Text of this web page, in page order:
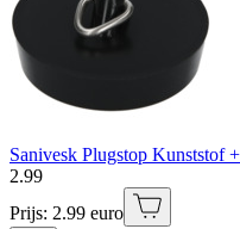
Sanivesk Plugstop Kunststof
2.99
Prijs: 2.99 euro